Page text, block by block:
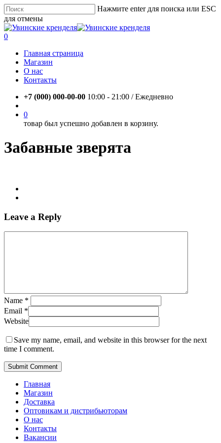
Skip
to
main
content
Нажмите enter для поиска или ESC
для отмены
Close
Search
account
0
Главная страница
Магазин
О нас
Контакты
+7 (000) 000-00-00 10:00 - 21:00 / Eжедневно
0
товар был успешно добавлен в корзину.
Забавные зверята
Leave a Reply
Name *
Email *
Website
Save my name, email, and website in this browser for the next
time I comment.
Главная
Магазин
Доставка
Оптовикам и дистрибьюторам
О нас
Контакты
Вакансии